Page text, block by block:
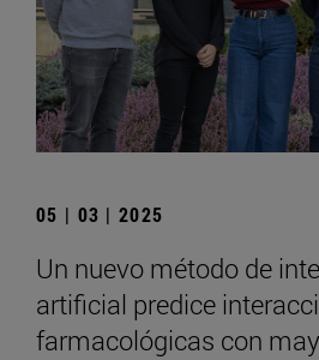
05 | 03 | 2025
Un nuevo método de
artificial predice
farmacológicas con